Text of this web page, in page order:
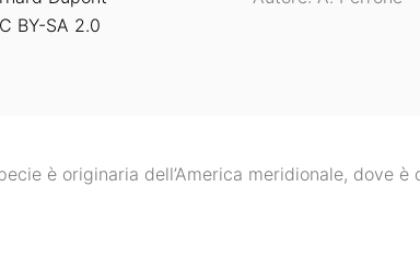
BY-SA 2.0
è originaria dell’America meridionale, dove